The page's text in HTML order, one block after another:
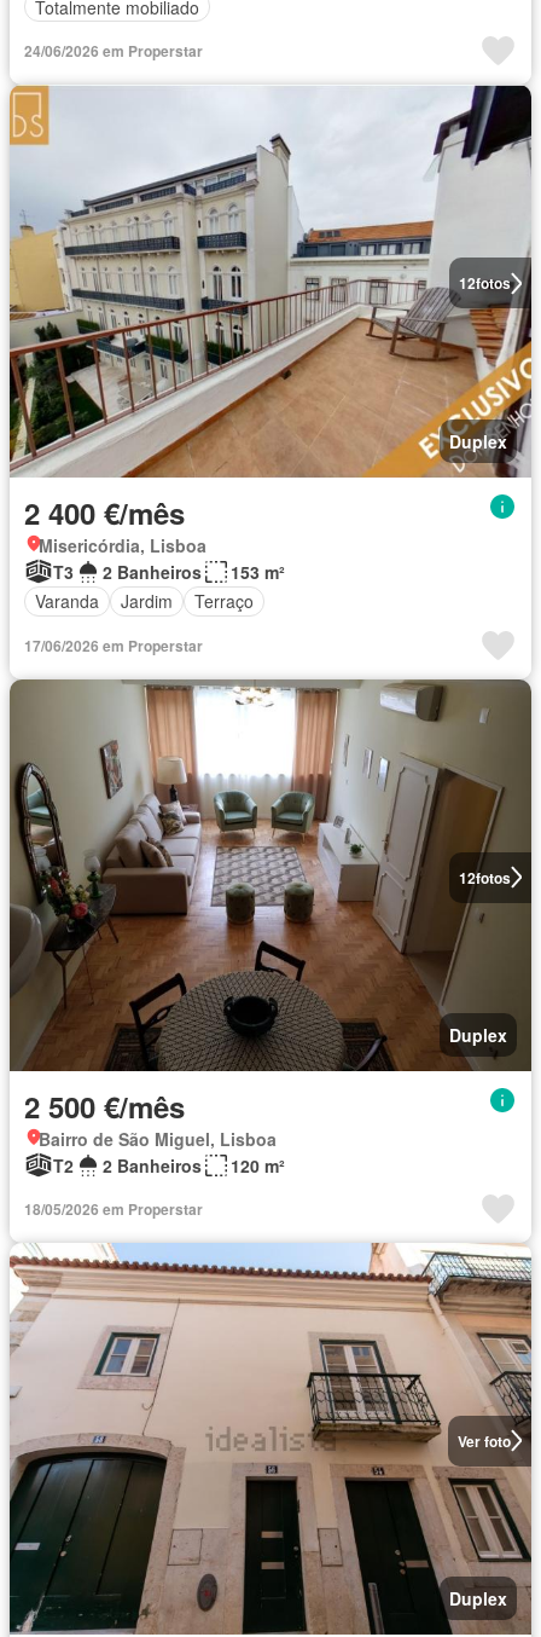
Totalmente mobiliado
24/06/2026 em Properstar
12fotos
Duplex
2 400 €/mês
Misericórdia, Lisboa
T3
2 Banheiros
153 m²
Varanda
Jardim Terraço
17/06/2026 em Properstar
12fotos
Duplex
2 500 €/mês
Bairro de São Miguel, Lisboa
T2
2 Banheiros 120 m²
18/05/2026 em Properstar
Ver foto
Duplex